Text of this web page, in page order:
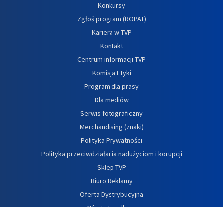
Konkursy
Zgłoś program (ROPAT)
Kariera w TVP
Kontakt
Centrum informacji TVP
Komisja Etyki
Program dla prasy
Dla mediów
Serwis fotograficzny
Merchandising (znaki)
Polityka Prywatności
Polityka przeciwdziałania nadużyciom i korupcji
Sklep TVP
Biuro Reklamy
Oferta Dystrybucyjna